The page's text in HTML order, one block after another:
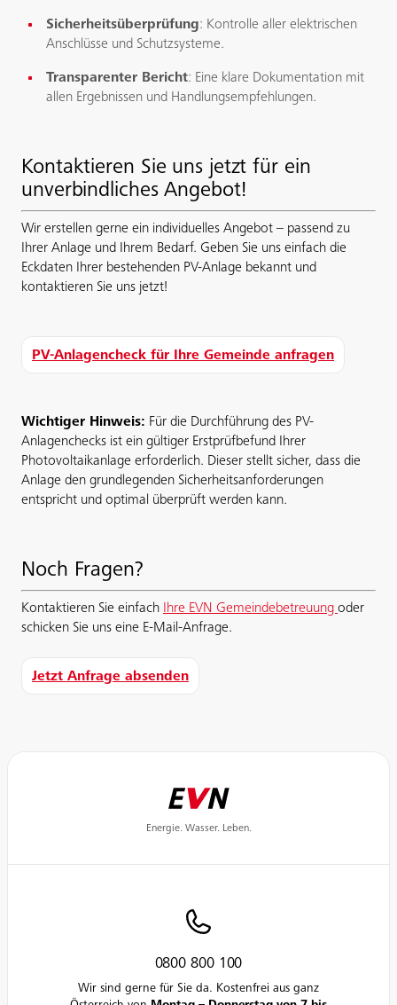
Sicherheitsüberprüfung: Kontrolle aller elektrischen
Anschlüsse und Schutzsysteme.
Transparenter Bericht: Eine klare Dokumentation mit
allen Ergebnissen und Handlungsempfehlungen.
Kontaktieren Sie uns jetzt für ein
unverbindliches Angebot!
Wir erstellen gerne ein individuelles Angebot – passend zu
Ihrer Anlage und Ihrem Bedarf. Geben Sie uns einfach die
Eckdaten Ihrer bestehenden PV-Anlage bekannt und
kontaktieren Sie uns jetzt!
PV-Anlagencheck für Ihre Gemeinde anfragen
Wichtiger Hinweis: Für die Durchführung des PV-
Anlagenchecks ist ein gültiger Erstprüfbefund Ihrer
Photovoltaikanlage erforderlich. Dieser stellt sicher, dass die
Anlage den grundlegenden Sicherheitsanforderungen
entspricht und optimal überprüft werden kann.
Noch Fragen?
Kontaktieren Sie einfach Ihre EVN Gemeindebetreuung oder
schicken Sie uns eine E-Mail-Anfrage.
Jetzt Anfrage absenden
Energie. Wasser. Leben.
0800 800 100
Wir sind gerne für Sie da. Kostenfrei aus ganz